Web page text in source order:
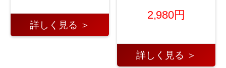
詳しく見る ＞
2,980円
詳しく見る ＞